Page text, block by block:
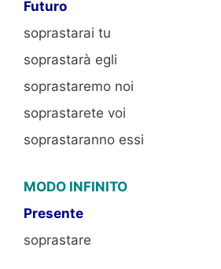
Futuro
soprastarai tu
soprastarà egli
soprastaremo noi
soprastarete voi
soprastaranno essi
MODO INFINITO
Presente
soprastare